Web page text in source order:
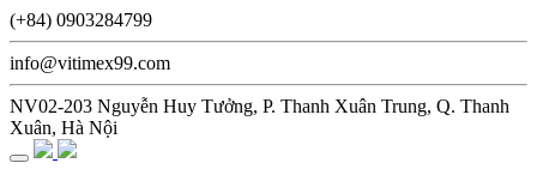
(+84) 0903284799
info@vitimex99.com
NV02-203 Nguyễn Huy Tưởng, P. Thanh Xuân Trung, Q. Thanh
Xuân, Hà Nội